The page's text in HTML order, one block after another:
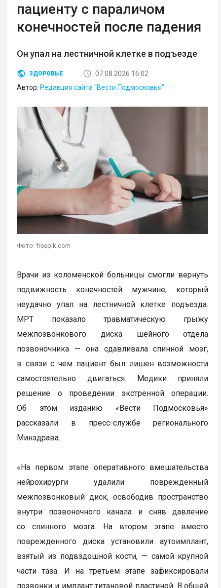
пациенту с параличом
конечностей после падения
Он упал на лестничной клетке в подъезде
ЗДОРОВЬЕ
07.08.2026 16:02
Автор: Редакция сайта "Вести Подмосковья"
Фото: freepik.com
Врачи из коломенской больницы смогли вернуть
подвижность конечностей мужчине, который
неудачно упал на лестничной клетке подъезда.
МРТ показало травматическую грыжу
межпозвонкового диска шейного отдела
позвоночника — она сдавливала спинной мозг,
в связи с чем пациент был лишен возможности
самостоятельно двигаться. Медики приняли
решение о проведении экстренной операции.
Об этом изданию «Вести Подмосковья»
рассказали в пресс-службе регионального
Минздрава.
«На первом этапе оперативного вмешательства
нейрохирурги удалили поврежденный
межпозвонковый диск, освободив пространство
внутри позвоночного канала и сняв давление
со спинного мозга. На втором этапе вместо
поврежденного диска установили аутоимплант,
взятый из подвздошной кости, — самой крупной
части таза. И на третьем этапе зафиксировали
позвонки и имплант титановой пластиной. В общей